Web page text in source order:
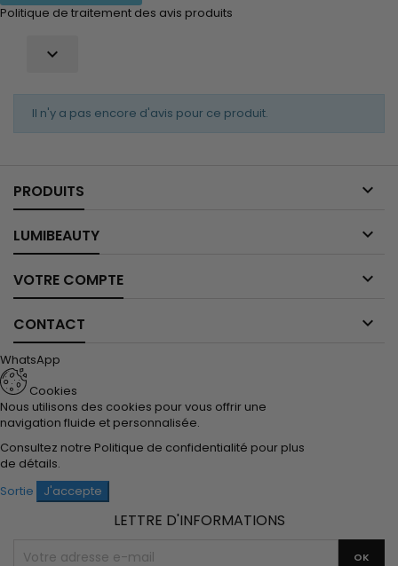
Politique de traitement des avis produits

Il n'y a pas encore d'avis pour ce produit.
PRODUITS 
LUMIBEAUTY 
VOTRE COMPTE 
CONTACT 
WhatsApp
Cookies
Nous utilisons des cookies pour vous offrir une
navigation fluide et personnalisée.
Consultez notre Politique de confidentialité pour plus
de détails.
Sortie
J'accepte
LETTRE D'INFORMATIONS